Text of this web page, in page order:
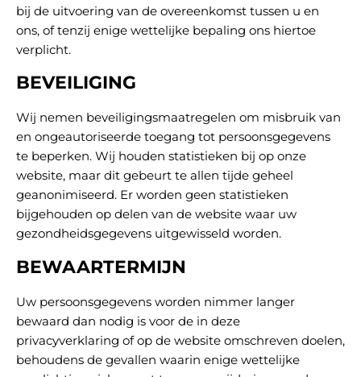
bij de uitvoering van de overeenkomst tussen u en
ons, of tenzij enige wettelijke bepaling ons hiertoe
verplicht.
BEVEILIGING
Wij nemen beveiligingsmaatregelen om misbruik van
en ongeautoriseerde toegang tot persoonsgegevens
te beperken. Wij houden statistieken bij op onze
website, maar dit gebeurt te allen tijde geheel
geanonimiseerd. Er worden geen statistieken
bijgehouden op delen van de website waar uw
gezondheidsgegevens uitgewisseld worden.
BEWAARTERMIJN
Uw persoonsgegevens worden nimmer langer
bewaard dan nodig is voor de in deze
privacyverklaring of op de website omschreven doelen,
behoudens de gevallen waarin enige wettelijke